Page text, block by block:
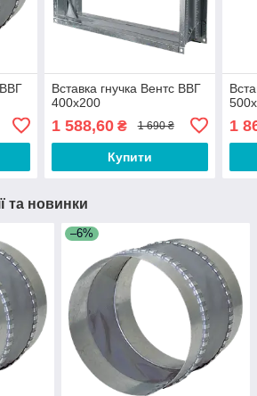
Вставка гнучка Вентс ВВГ
400x200
1 588,60₴ 1 690 ₴
Купити
1
та новинки
–6%